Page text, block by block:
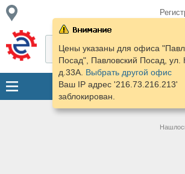
Цены указаны для офиса
Посад", Павловский Посад, ул.
д.33А. Выбрать другой офис
Ваш IP адрес '216.73.216.213'
заблокирован.